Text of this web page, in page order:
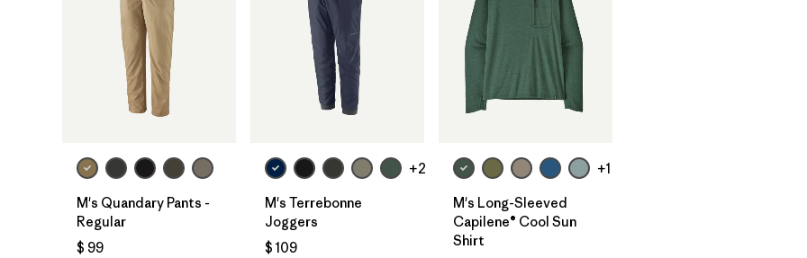
M's Quandary Pants -
Regular
$ 99
+2
M's Terrebonne
Joggers
$ 109
+1
M's Long-Sleeved
Capilene® Cool Sun
Shirt